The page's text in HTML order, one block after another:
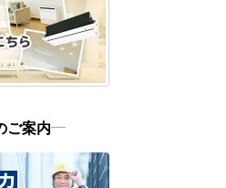
ご案内